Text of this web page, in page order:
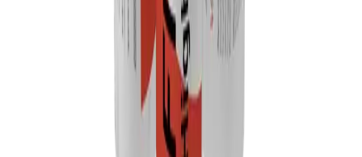
Appliquer uniformément l'adhésif à l'aide d'un pistolet à main ou à
pression sur les surfaces à coller. Rejoignez-les immédiatement.
L'épaisseur de la couche dépend de la consistance des matériaux à
coller. Une application unilatérale est possible. Dans ce cas, joindre
les pièces avant formation d'une peau à la surface de la couche
adhésive. Appuyez bien. Assurez-vous que les deux surfaces sont